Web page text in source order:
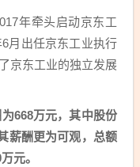
年牵头启动京东工
月出任京东工业执行
京东工业的独立发展
668万元，其中股份
薪酬更为可观，总额
元。